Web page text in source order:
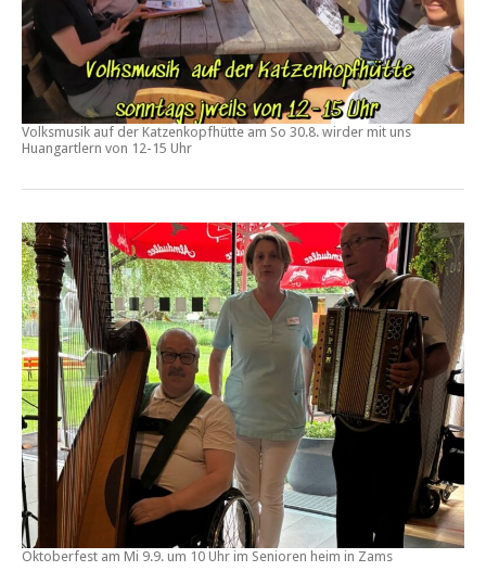
Volksmusik auf der Katzenkopfhütte am So 30.8. wirder mit uns
Huangartlern von 12-15 Uhr
Oktoberfest am Mi 9.9. um 10 Uhr im Senioren heim in Zams